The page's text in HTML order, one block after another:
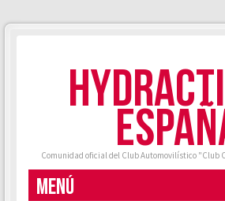
Comunidad oficial del Club Automovilístico "Club
MENÚ